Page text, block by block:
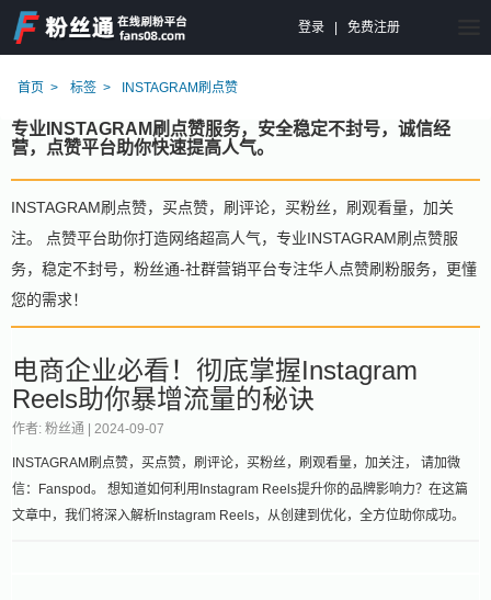
登录 免费注册
首页 标签 INSTAGRAM刷点赞
专业INSTAGRAM刷点赞服务，安全稳定不封号，诚信经
营，点赞平台助你快速提高人气。
INSTAGRAM刷点赞，买点赞，刷评论，买粉丝，刷观看量，加关
注。 点赞平台助你打造网络超高人气，专业INSTAGRAM刷点赞服
务，稳定不封号，粉丝通-社群营销平台专注华人点赞刷粉服务，更懂
您的需求！
电商企业必看！彻底掌握Instagram
Reels助你暴增流量的秘诀
作者: 粉丝通 | 2024-09-07
INSTAGRAM刷点赞，买点赞，刷评论，买粉丝，刷观看量，加关注， 请加微
信：Fanspod。 想知道如何利用Instagram Reels提升你的品牌影响力？在这篇
文章中，我们将深入解析Instagram Reels，从创建到优化，全方位助你成功。